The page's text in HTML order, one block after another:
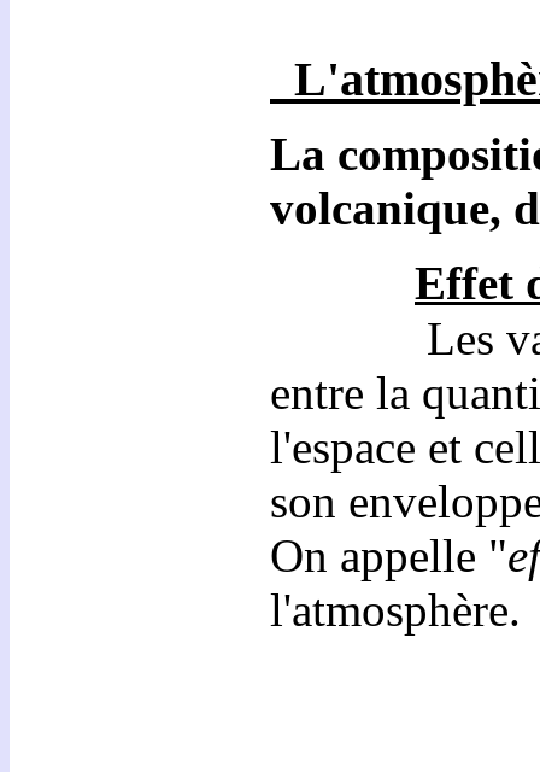
La
volcanique,
Effet
Les
entre la
l'espace et
son
On appelle "
l'atmosphère.